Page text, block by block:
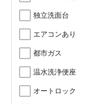
独立洗面台
エアコンあり
都市ガス
温水洗浄便座
オートロック